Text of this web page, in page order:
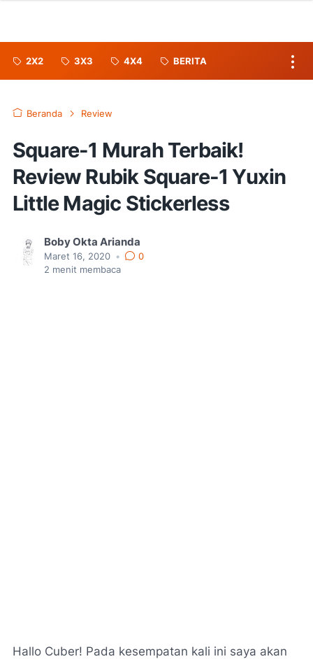
2X2 3X3 4X4 BERITA
Beranda Review
Square-1 Murah Terbaik!
Review Rubik Square-1 Yuxin
Little Magic Stickerless
Boby Okta Arianda
Maret 16, 2020 •
0
2 menit membaca
Hallo Cuber! Pada kesempatan kali ini saya akan